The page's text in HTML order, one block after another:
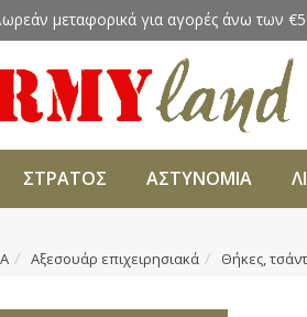
μεταφορικά για αγορές άνω των
ΣΤΡΑΤΟΣ ΑΣΤΥΝΟΜΙΑ
Αξεσουάρ επιχειρησιακά Θήκες,